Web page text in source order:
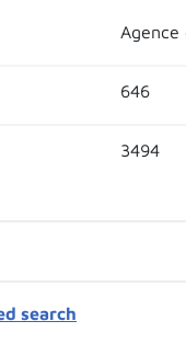
Agence
646
3494
search